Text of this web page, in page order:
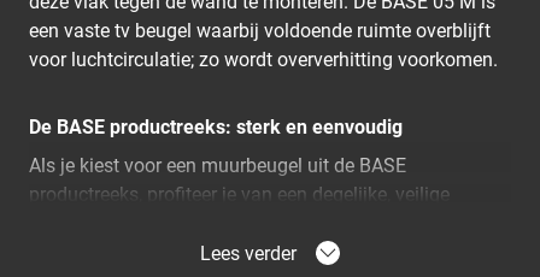
een vaste tv beugel waarbij voldoende ruimte overblijft
voor luchtcirculatie; zo wordt oververhitting voorkomen.
De BASE productreeks: sterk en eenvoudig
Als je kiest voor een muurbeugel uit de BASE
productreeks, profiteer je van een degelijke, veilige
Dankzij de stevige vergrendeling kun je de tv veilig in de
Lees verder